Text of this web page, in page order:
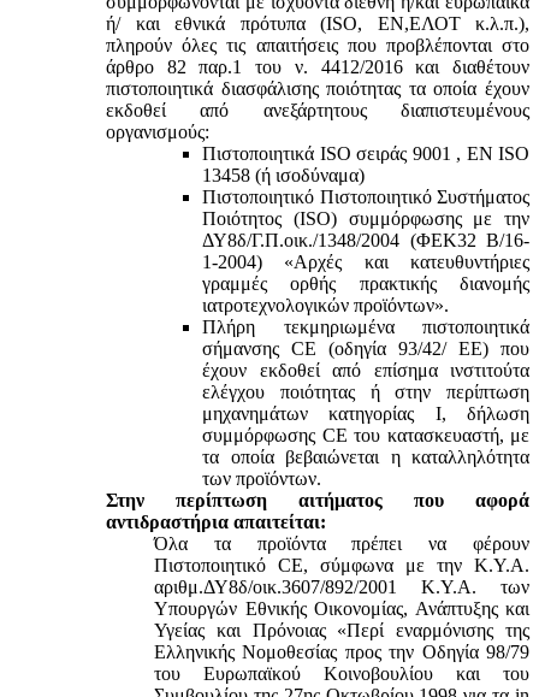
ή/ και εθνικά πρότυπα (ISO, ΕΝ,ΕΛΟΤ κ.λ.π.),
πληρούν όλες τις απαιτήσεις που προβλέπονται στο
άρθρο 82 παρ.1 του ν. 4412/2016 και διαθέτουν
πιστοποιητικά διασφάλισης ποιότητας τα οποία έχουν
εκδοθεί από ανεξάρτητους διαπιστευμένους
οργανισμούς:
Πιστοποιητικά ISO σειράς 9001 , ΕΝ ISO
13458 (ή ισοδύναμα)
Πιστοποιητικό Πιστοποιητικό Συστήματος
Ποιότητος (ISO) συμμόρφωσης με την
ΔΥ8δ/Γ.Π.οικ./1348/2004 (ΦΕΚ32 Β/16-
1-2004) «Αρχές και κατευθυντήριες
γραμμές ορθής πρακτικής διανομής
ιατροτεχνολογικών προϊόντων».
Πλήρη τεκμηριωμένα πιστοποιητικά
σήμανσης CE (οδηγία 93/42/ ΕΕ) που
έχουν εκδοθεί από επίσημα ινστιτούτα
ελέγχου ποιότητας ή στην περίπτωση
μηχανημάτων κατηγορίας Ι, δήλωση
συμμόρφωσης CE του κατασκευαστή, με
τα οποία βεβαιώνεται η καταλληλότητα
των προϊόντων.
Στην περίπτωση αιτήματος που αφορά
αντιδραστήρια απαιτείται:
Όλα τα προϊόντα πρέπει να φέρουν
Πιστοποιητικό CE, σύμφωνα με την Κ.Υ.Α.
αριθμ.ΔΥ8δ/οικ.3607/892/2001 Κ.Υ.Α. των
Υπουργών Εθνικής Οικονομίας, Ανάπτυξης και
Υγείας και Πρόνοιας «Περί εναρμόνισης της
Ελληνικής Νομοθεσίας προς την Οδηγία 98/79
του Ευρωπαϊκού Κοινοβουλίου και του